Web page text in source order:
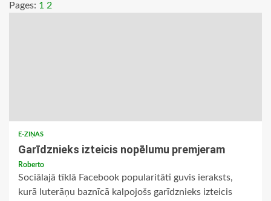
Pages: 1 2
E-ZIŅAS
Garīdznieks izteicis nopēlumu premjeram
Roberto
Sociālajā tīklā Facebook popularitāti guvis ieraksts,
kurā luterāņu baznīcā kalpojošs garīdznieks izteicis